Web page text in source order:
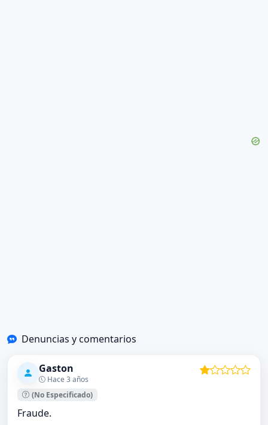
Denuncias y comentarios
Gaston
Hace 3 años
(No Especificado)
Fraude.